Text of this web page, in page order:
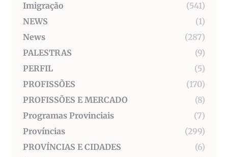
Imigração
(541)
NEWS
(1)
News
(287)
PALESTRAS
(9)
PERFIL
(5)
PROFISSÕES
(170)
PROFISSÕES E MERCADO
(8)
Programas Provinciais
(7)
Províncias
(299)
PROVÍNCIAS E CIDADES
(6)